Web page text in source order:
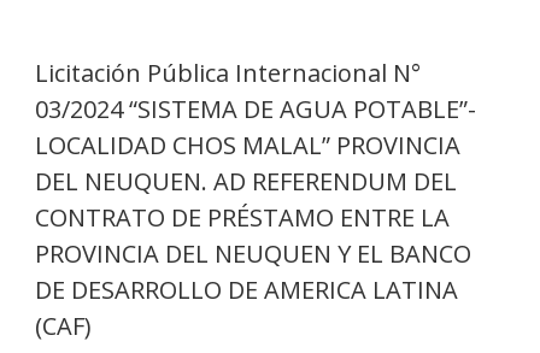
Licitación Pública Internacional N°
03/2024 “SISTEMA DE AGUA POTABLE”-
LOCALIDAD CHOS MALAL” PROVINCIA
DEL NEUQUEN. AD REFERENDUM DEL
CONTRATO DE PRÉSTAMO ENTRE LA
PROVINCIA DEL NEUQUEN Y EL BANCO
DE DESARROLLO DE AMERICA LATINA
(CAF)